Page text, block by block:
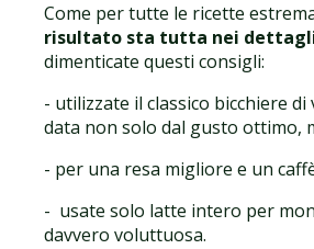
Come per tutte le ricette
risultato sta tutta nei
dimenticate questi consigli:
- utilizzate il classico bicchiere
data non solo dal gusto ottimo,
- per una resa migliore e un
- usate solo latte intero per
davvero voluttuosa.